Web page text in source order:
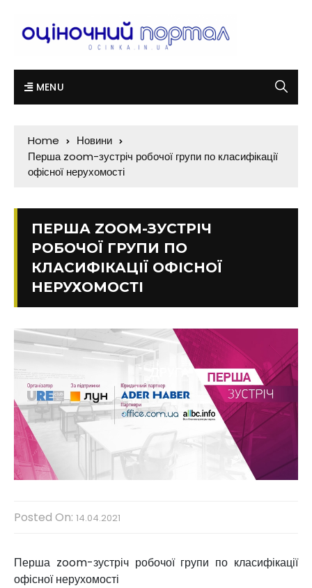
MENU
Home
Новини
Перша zoom-зустріч робочої групи по класифікації
офісної нерухомості
ПЕРША ZOOM-ЗУСТРІЧ
РОБОЧОЇ ГРУПИ ПО
КЛАСИФІКАЦІЇ ОФІСНОЇ
НЕРУХОМОСТІ
Posted On: 14.04.2021
Перша zoom-зустріч робочої групи по класифікації
офісної нерухомості